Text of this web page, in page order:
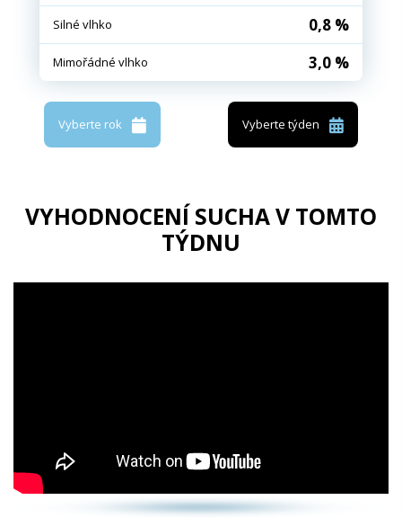
Silné vlhko 0,8 %
Mimořádné vlhko 3,0 %
Vyberte rok Vyberte týden
VYHODNOCENÍ SUCHA V TOMTO
TÝDNU